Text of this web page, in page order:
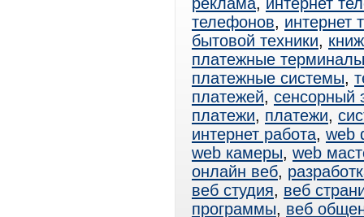
телефонов, интернет
бытовой техники,
платежные терминалы
платежные системы,
платежей, сенсорный
платежи, платежи,
интернет работа, web
web камеры, web
онлайн веб,
веб студия, веб
программы, веб